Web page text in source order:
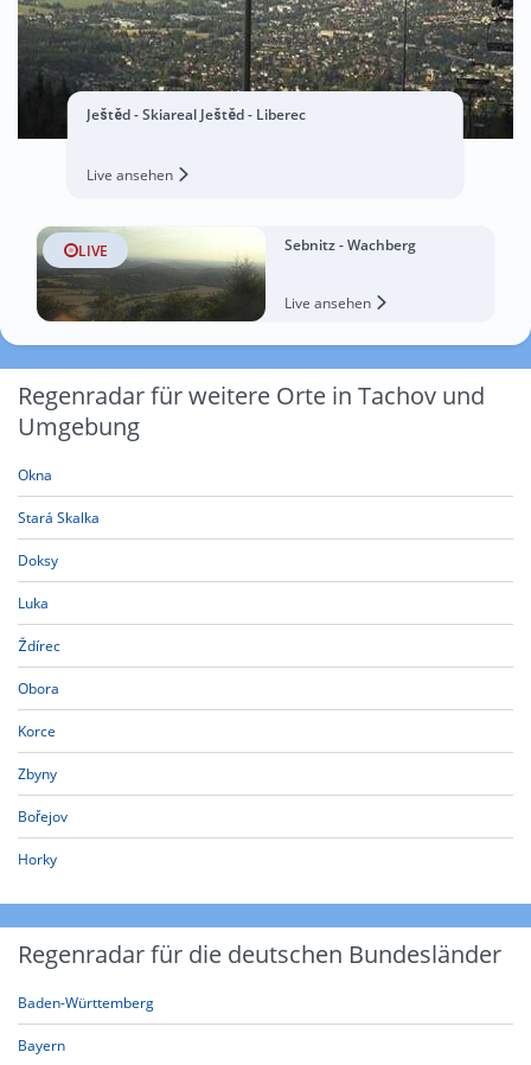
Ještěd - Skiareal Ještěd - Liberec
Live ansehen
LIVE Sebnitz - Wachberg
Live ansehen
Regenradar für weitere Orte in Tachov und
Umgebung
Okna
Stará Skalka
Doksy
Luka
Ždírec
Obora
Korce
Zbyny
Bořejov
Horky
Regenradar für die deutschen Bundesländer
Baden-Württemberg
Bayern